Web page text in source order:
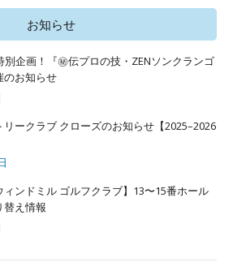
お知らせ
別企画！『㊙️伝プロの技・ZENソンクランゴ
のお知らせ
ークラブ クローズのお知らせ【2025–2026
ィンドミル ゴルフクラブ】13〜15番ホール
替え情報